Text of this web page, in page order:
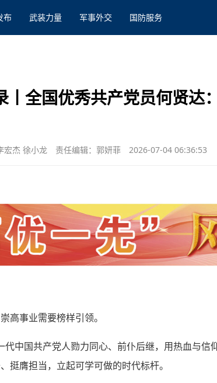
布 武装力量 军事外交 国防服务
丨全国优秀共产党员何贤达
宏杰 徐小龙 责任编辑：郭妍菲 2026-07-04 06:36:53
高事业需要榜样引领。
代中国共产党人勠力同心、前仆后继，用热血与信
挺膺担当，立起可学可做的时代标杆。